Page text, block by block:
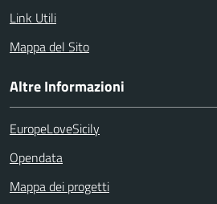
Link Utili
Mappa del Sito
Altre Informazioni
EuropeLoveSicily
Opendata
Mappa dei progetti